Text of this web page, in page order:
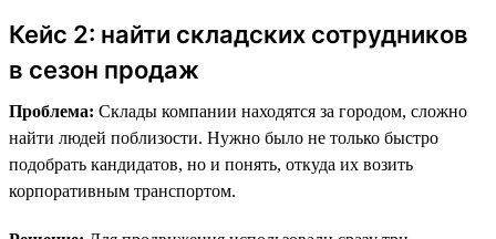
Кейс 2: найти складских сотрудников
в сезон продаж
Проблема: Склады компании находятся за городом, сложно
найти людей поблизости. Нужно было не только быстро
подобрать кандидатов, но и понять, откуда их возить
корпоративным транспортом.